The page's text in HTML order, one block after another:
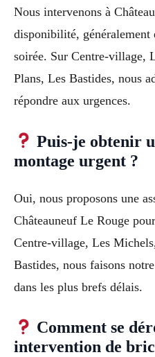
Nous intervenons à
disponibilité, généralement
soirée. Sur Centre-village,
Plans, Les Bastides, nous
répondre aux urgences.
Puis-je obtenir
montage urgent ?
Oui, nous proposons une
Châteauneuf Le Rouge
Centre-village, Les
Bastides, nous faisons
dans les plus brefs délais.
Comment se
intervention de